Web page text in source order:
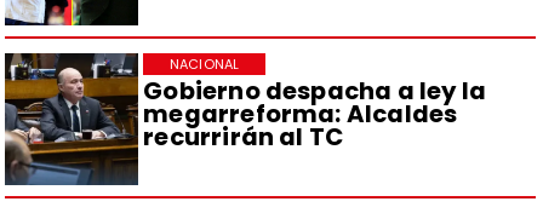
Gobierno despacha a ley la
megarreforma: Alcaldes
recurrirán al TC
NACIONAL